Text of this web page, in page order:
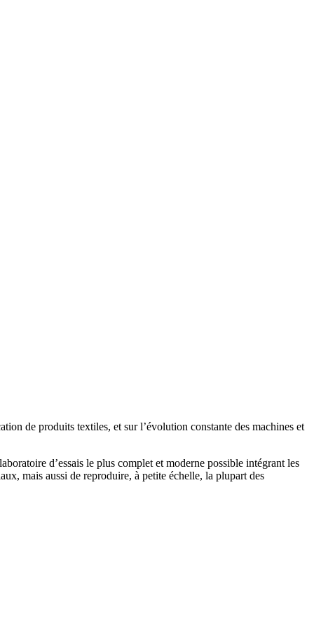
de produits textiles, et sur l’évolution constante des machines et
d’essais le plus complet et moderne possible intégrant les
mais aussi de reproduire, à petite échelle, la plupart des